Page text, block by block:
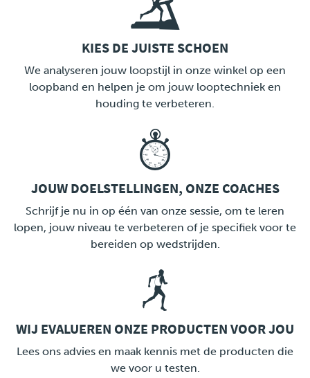
KIES DE JUISTE SCHOEN
We analyseren jouw loopstijl in onze winkel op een
loopband en helpen je om jouw looptechniek en
houding te verbeteren.
JOUW DOELSTELLINGEN, ONZE COACHES
Schrijf je nu in op één van onze sessie, om te leren
lopen, jouw niveau te verbeteren of je specifiek voor te
bereiden op wedstrijden.
WIJ EVALUEREN ONZE PRODUCTEN VOOR JOU
Lees ons advies en maak kennis met de producten die
we voor u testen.